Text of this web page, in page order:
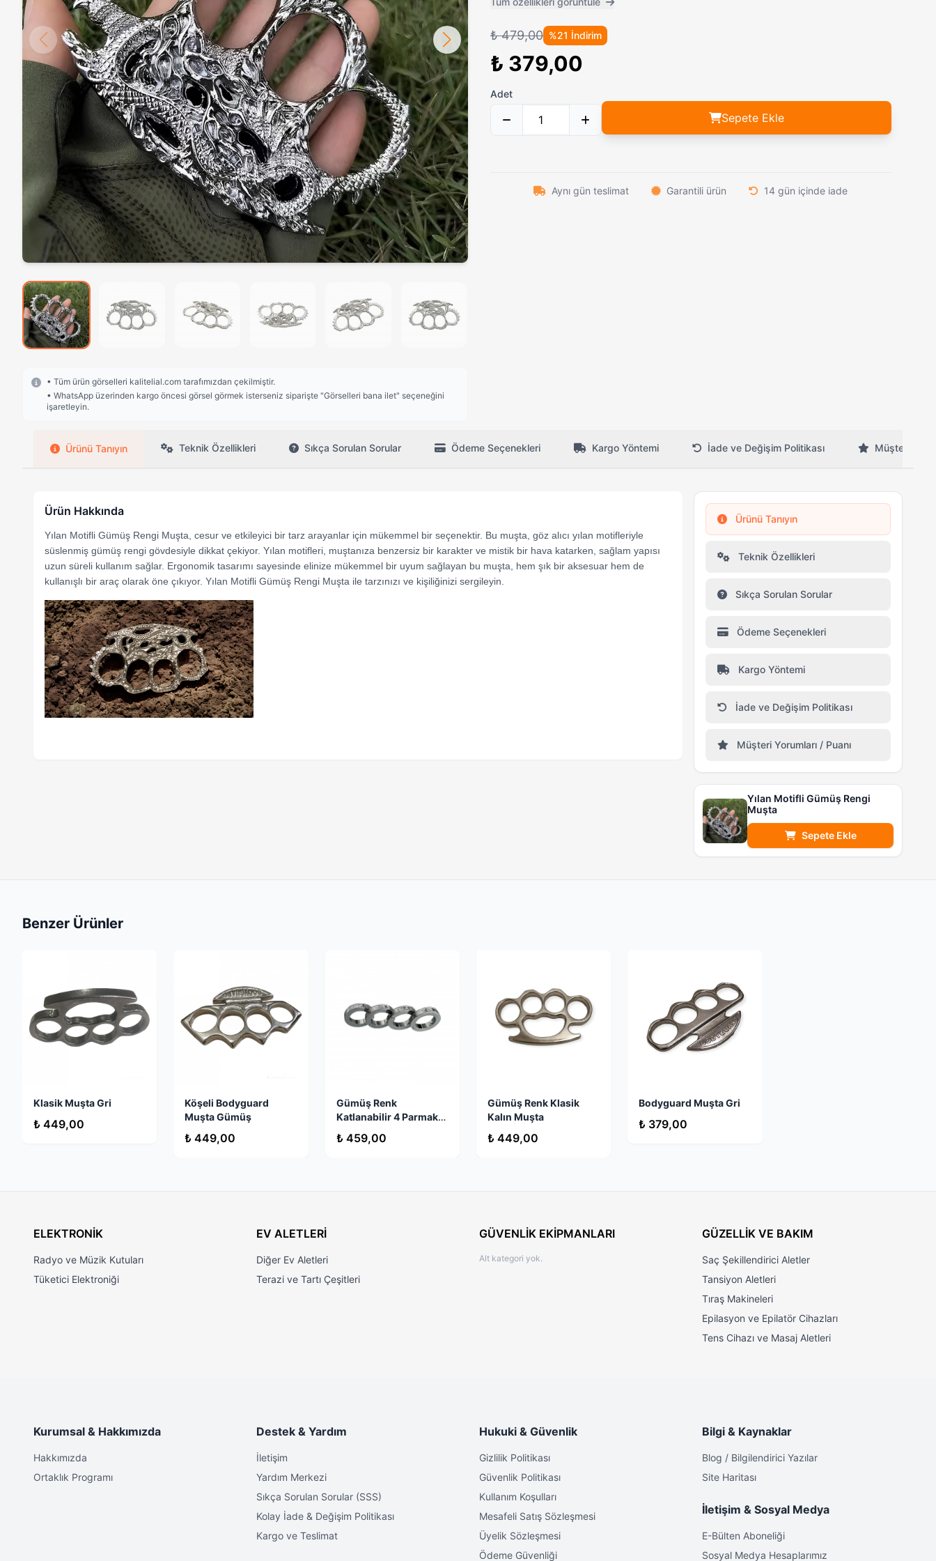
Wison WS-6060 Şarjlı Saç & Sakal Makinesi – Evde Profesyonel Kesim Deneyimi 1.689,00₺
Dearlıng RF-1823 Şarjlı Mini Seyahat Tipi Saç Sakal Tıraş Makinesi 689,00₺
Gerber De Facto S30V Taktik Bıçak (Çift Tırtıklı) – Profesyonel Survival & Combat Dagger 1.239,00₺
Mersin Balıklı Profesyonel Gemici Çakısı - Paslanmaz Düğüm Çözücü 989,00₺
Browning Emniyet Kilitli Sustalı Bıçak 489,00₺
1.329,00₺
Buck Kompakt Katlanır Çakı – Orijinal ve Dayanıklı Tasarım 659,00₺
Altın Renk Katlanabilir 4 Parmak ve Yüzük Muşta 459,00₺ Elektrikli Slim Sigara Sarma Makinesi 3.759,00₺
• Tüm ürün görselleri kalitelial.com tarafımızdan çekilmiştir.
• WhatsApp üzerinden kargo öncesi görsel görmek isterseniz siparişte "Görselleri bana ilet" seçeneğini
işaretleyin.
₺ 479,00 %21 İndirim
₺ 379,00
Adet
Sepete Ekle
Aynı gün teslimat Garantili ürün 14 gün içinde iade
Ürünü Tanıyın Teknik Özellikleri Sıkça Sorulan Sorular Ödeme Seçenekleri Kargo Yöntemi İade ve Değişim Politikası Müşteri
Ürün Hakkında
Yılan Motifli Gümüş Rengi Muşta, cesur ve etkileyici bir tarz arayanlar için mükemmel bir seçenektir. Bu muşta, göz alıcı yılan motifleriyle
süslenmiş gümüş rengi gövdesiyle dikkat çekiyor. Yılan motifleri, muştanıza benzersiz bir karakter ve mistik bir hava katarken, sağlam yapısı
uzun süreli kullanım sağlar. Ergonomik tasarımı sayesinde elinize mükemmel bir uyum sağlayan bu muşta, hem şık bir aksesuar hem de
kullanışlı bir araç olarak öne çıkıyor. Yılan Motifli Gümüş Rengi Muşta ile tarzınızı ve kişiliğinizi sergileyin.
Ürünü Tanıyın
Teknik Özellikleri
Sıkça Sorulan Sorular
Ödeme Seçenekleri
Kargo Yöntemi
İade ve Değişim Politikası
Müşteri Yorumları / Puanı
Yılan Motifli Gümüş Rengi
Muşta
Sepete Ekle
Benzer Ürünler
Klasik Muşta Gri
₺ 449,00
Köşeli Bodyguard
Muşta Gümüş
₺ 449,00
Gümüş Renk
Katlanabilir 4 Parmak
₺ 459,00
Gümüş Renk Klasik
Kalın Muşta
₺ 449,00
Bodyguard Muşta Gri
₺ 379,00
ELEKTRONİK
Radyo ve Müzik Kutuları
Tüketici Elektroniği
EV ALETLERİ
Diğer Ev Aletleri
Terazi ve Tartı Çeşitleri
GÜVENLİK EKİPMANLARI
Alt kategori yok.
GÜZELLİK VE BAKIM
Saç Şekillendirici Aletler
Tansiyon Aletleri
Tıraş Makineleri
Epilasyon ve Epilatör Cihazları
Tens Cihazı ve Masaj Aletleri
Kurumsal & Hakkımızda
Hakkımızda
Ortaklık Programı
Destek & Yardım
İletişim
Yardım Merkezi
Sıkça Sorulan Sorular (SSS)
Kolay İade & Değişim Politikası
Kargo ve Teslimat
Hukuki & Güvenlik
Gizlilik Politikası
Güvenlik Politikası
Kullanım Koşulları
Mesafeli Satış Sözleşmesi
Üyelik Sözleşmesi
Ödeme Güvenliği
Bilgi & Kaynaklar
Blog / Bilgilendirici Yazılar
Site Haritası
İletişim & Sosyal Medya
E-Bülten Aboneliği
Sosyal Medya Hesaplarımız